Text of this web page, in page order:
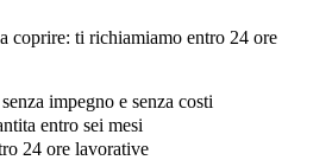
coprire: ti richiamiamo entro 24 ore
impegno e senza costi
entro sei mesi
24 ore lavorative